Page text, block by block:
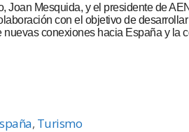
Joan Mesquida, y el presidente de
con el objetivo de
conexiones hacia España y la
, Turismo